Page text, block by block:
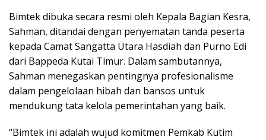
Bimtek dibuka secara resmi oleh Kepala Bagian Kesra,
Sahman, ditandai dengan penyematan tanda peserta
kepada Camat Sangatta Utara Hasdiah dan Purno Edi
dari Bappeda Kutai Timur. Dalam sambutannya,
Sahman menegaskan pentingnya profesionalisme
dalam pengelolaan hibah dan bansos untuk
mendukung tata kelola pemerintahan yang baik.
“Bimtek ini adalah wujud komitmen Pemkab Kutim